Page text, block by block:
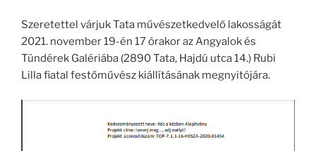
Szeretettel várjuk Tata művészetkedvelő lakosságát
2021. november 19-én 17 órakor az Angyalok és
Tündérek Galériába (2890 Tata, Hajdú utca 14.) Rubi
Lilla fiatal festőművész kiállításának megnyitójára.